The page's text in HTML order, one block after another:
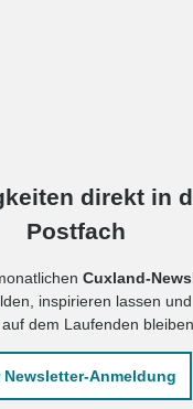
direkt in
Postfach
Cuxland-
inspirieren lassen und
dem Laufenden
Newsletter-Anmeldung